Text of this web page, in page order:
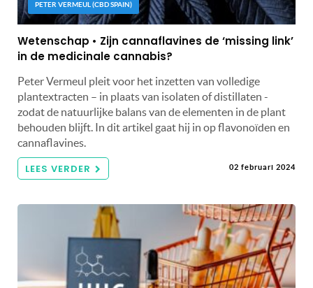
PETER VERMEUL (CBD SPAIN)
Wetenschap • Zijn cannaflavines de ‘missing link’
in de medicinale cannabis?
Peter Vermeul pleit voor het inzetten van volledige
plantextracten – in plaats van isolaten of distillaten -
zodat de natuurlijke balans van de elementen in de plant
behouden blijft. In dit artikel gaat hij in op flavonoïden en
cannaflavines.
LEES VERDER 02 februari 2024